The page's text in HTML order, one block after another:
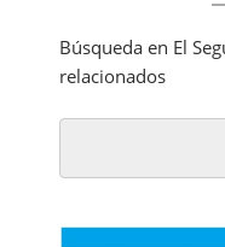
Búsqueda en El
relacionados